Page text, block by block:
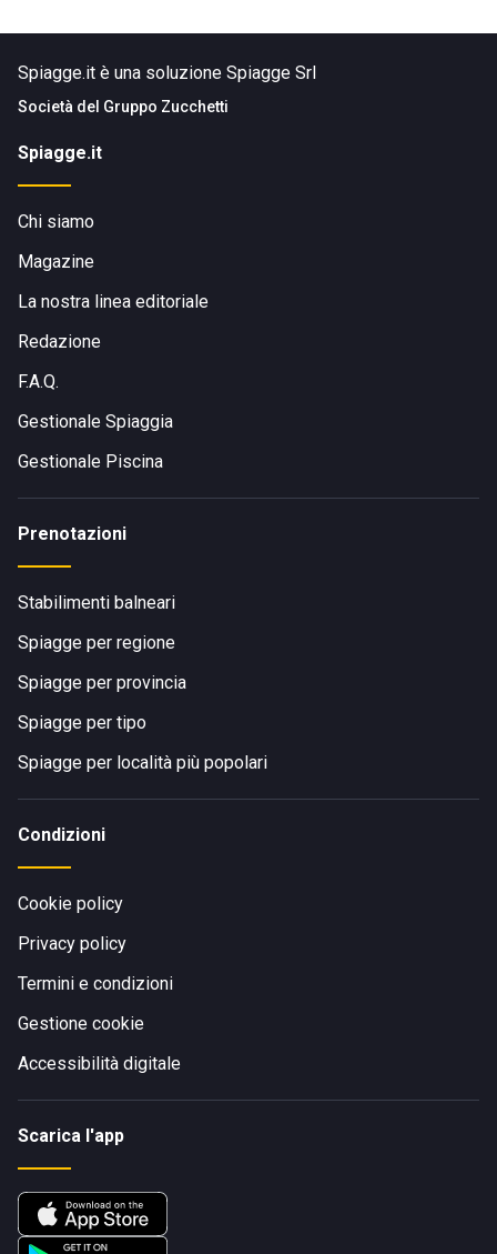
Spiagge.it è una soluzione Spiagge Srl
Società del Gruppo Zucchetti
Spiagge.it
Chi siamo
Magazine
La nostra linea editoriale
Redazione
F.A.Q.
Gestionale Spiaggia
Gestionale Piscina
Prenotazioni
Stabilimenti balneari
Spiagge per regione
Spiagge per provincia
Spiagge per tipo
Spiagge per località più popolari
Condizioni
Cookie policy
Privacy policy
Termini e condizioni
Gestione cookie
Accessibilità digitale
Scarica l'app